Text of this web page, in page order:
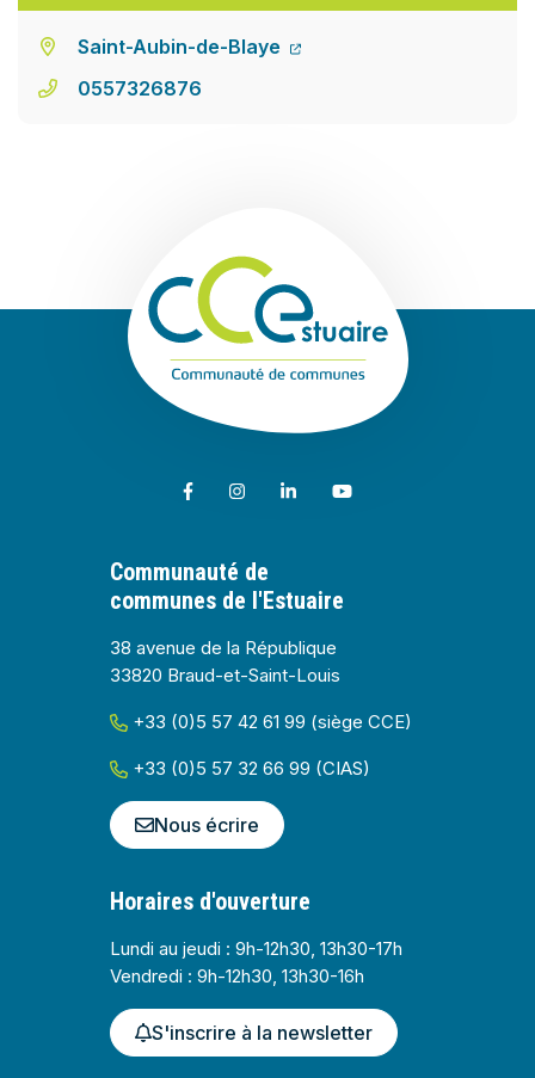
Saint-Aubin-de-Blaye
0557326876
Lien vers le compte Facebook
Lien vers le compte Instagram
Lien vers le compte Linkedin
Lien vers la chaîne
Communauté de
communes de l'Estuaire
38 avenue de la République
33820 Braud-et-Saint-Louis
+33 (0)5 57 42 61 99 (siège CCE)
+33 (0)5 57 32 66 99 (CIAS)
Nous écrire
Horaires d'ouverture
Lundi au jeudi : 9h-12h30, 13h30-17h
Vendredi : 9h-12h30, 13h30-16h
S'inscrire à la newsletter